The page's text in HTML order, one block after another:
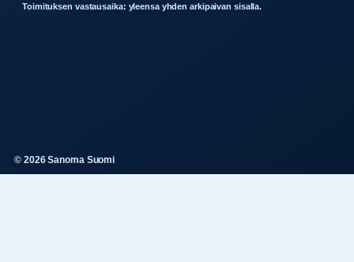
Toimituksen vastausaika: yleensa yhden arkipaivan sisalla.
© 2026 Sanoma Suomi